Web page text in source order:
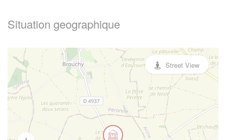
Situation geographique
Street View